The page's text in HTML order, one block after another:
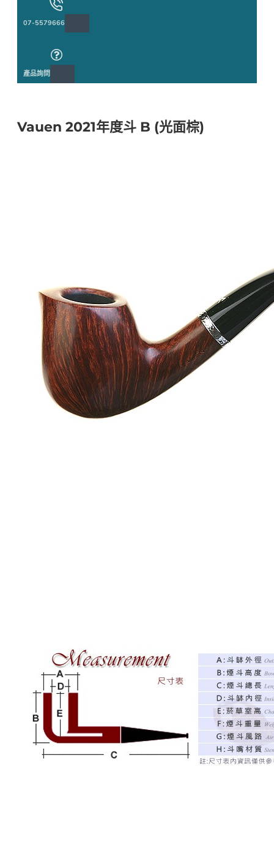
07-5579666
產品詢問
Vauen 2021年度斗 B (光面棕)